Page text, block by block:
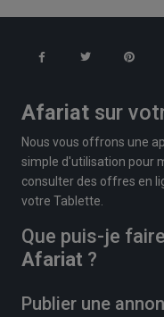
Afariat sur
Nous vous offrons une
simple d'utilisation pour
consulter des offres en
votre Tablette.
Que puis-je
Afariat ?
Publier une